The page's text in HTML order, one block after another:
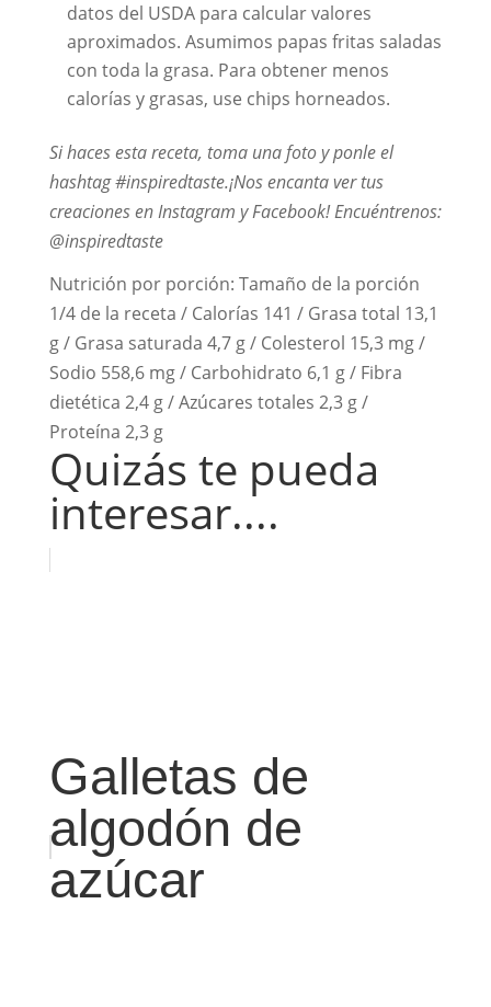
datos del USDA para calcular valores
aproximados. Asumimos papas fritas saladas
con toda la grasa. Para obtener menos
calorías y grasas, use chips horneados.
Si haces esta receta, toma una foto y ponle el
hashtag #inspiredtaste.¡Nos encanta ver tus
creaciones en Instagram y Facebook! Encuéntrenos:
@inspiredtaste
Nutrición por porción: Tamaño de la porción
1/4 de la receta / Calorías 141 / Grasa total 13,1
g / Grasa saturada 4,7 g / Colesterol 15,3 mg /
Sodio 558,6 mg / Carbohidrato 6,1 g / Fibra
dietética 2,4 g / Azúcares totales 2,3 g /
Proteína 2,3 g
Quizás te pueda
interesar....
Galletas de
algodón de
azúcar